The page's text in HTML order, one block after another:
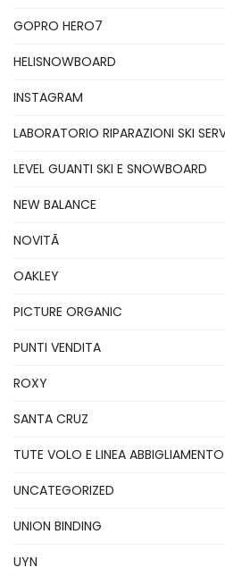
GOPRO HERO7
HELISNOWBOARD
INSTAGRAM
LABORATORIO RIPARAZIONI SKI
LEVEL GUANTI SKI E SNOWBOARD
NEW BALANCE
NOVITÃ
OAKLEY
PICTURE ORGANIC
PUNTI VENDITA
ROXY
SANTA CRUZ
TUTE VOLO E LINEA
UNCATEGORIZED
UNION BINDING
UYN